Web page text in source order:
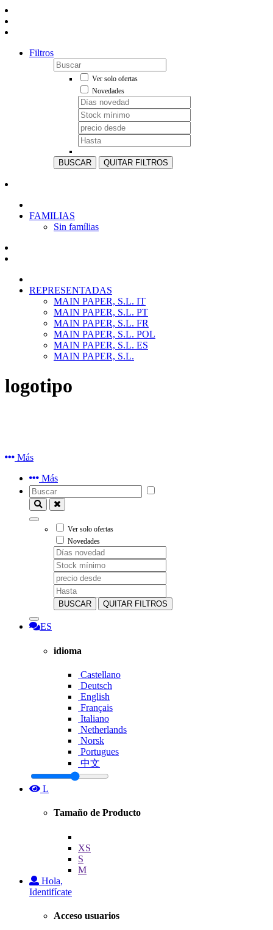
Filtros
Ver solo ofertas
Novedades
BUSCAR QUITAR FILTROS
FAMILIAS
Sin famílias
REPRESENTADAS
MAIN PAPER, S.L. IT
MAIN PAPER, S.L. PT
MAIN PAPER, S.L. FR
MAIN PAPER, S.L. POL
MAIN PAPER, S.L. ES
MAIN PAPER, S.L.
logotipo
Más
Más
Ver solo ofertas
Novedades
BUSCAR QUITAR FILTROS
ES
idioma
Castellano
Deutsch
English
Français
Italiano
Netherlands
Norsk
Portugues
中文
L
Tamaño de Producto
XS
S
M
Hola,
Identifícate
Acceso usuarios